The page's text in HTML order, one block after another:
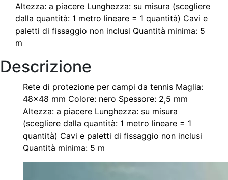
Altezza: a piacere Lunghezza: su misura (scegliere
dalla quantità: 1 metro lineare = 1 quantità) Cavi e
paletti di fissaggio non inclusi Quantità minima: 5
m
Descrizione
Rete di protezione per campi da tennis Maglia:
48x48 mm Colore: nero Spessore: 2,5 mm
Altezza: a piacere Lunghezza: su misura
(scegliere dalla quantità: 1 metro lineare = 1
quantità) Cavi e paletti di fissaggio non inclusi
Quantità minima: 5 m